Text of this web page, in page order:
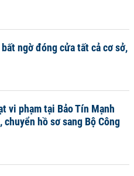
ngờ đóng cửa tất cả cơ sở,
vi phạm tại Bảo Tín Mạnh
chuyển hồ sơ sang Bộ Công